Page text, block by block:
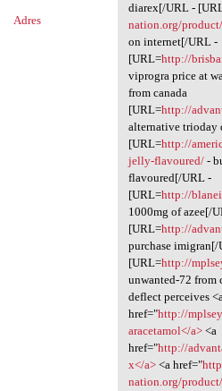
Adres
diarex[/URL -
nation.org/
on internet[/URL -
[URL=http://
viprogra price at
from canada
[URL=http://
alternative trioday
[URL=http://
jelly-flavoured/-
flavoured[/URL -
[URL=http://
1000mg of azee[/
[URL=http://
purchase imigran[/
[URL=http://
unwanted-72 from
deflect perceives
href="http://
aracetamol</a><a
href="http://
x</a><a href="
nation.org/